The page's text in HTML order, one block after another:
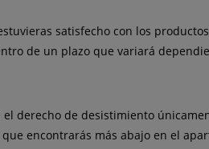
satisfecho con los
de un plazo que variará
derecho de desistimiento
encontrarás más abajo en el